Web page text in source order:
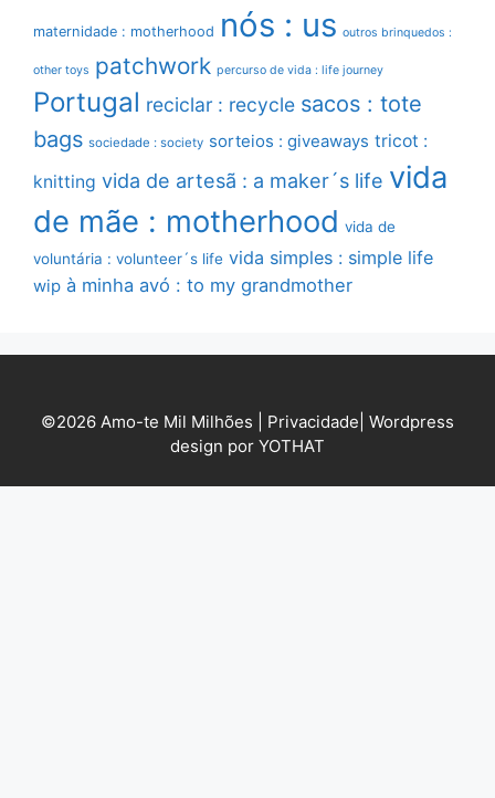
maternidade : motherhood nós : us outros brinquedos :
other toys patchwork percurso de vida : life journey
Portugal reciclar : recycle sacos : tote
bags sociedade : society sorteios : giveaways tricot :
knitting vida de artesã : a maker´s life vida
de mãe : motherhood vida de
voluntária : volunteer´s life vida simples : simple life
wip à minha avó : to my grandmother
©2026 Amo-te Mil Milhões | Privacidade Wordpress
design por YOTHAT